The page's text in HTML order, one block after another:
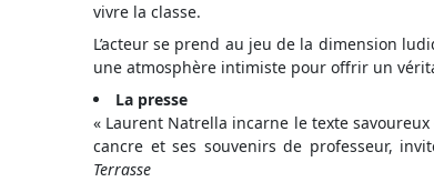
vivre la classe.
L’acteur se prend au jeu de la dimension
une atmosphère intimiste pour offrir un
La presse
« Laurent Natrella incarne le texte
cancre et ses souvenirs de professeur,
Terrasse